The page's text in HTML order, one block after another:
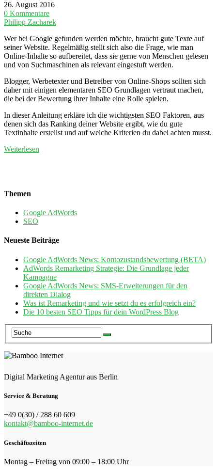
26. August 2016
0 Kommentare
Philipp Zacharek
Wer bei Google gefunden werden möchte, braucht gute Texte auf
seiner Website. Regelmäßig stellt sich also die Frage, wie man
Online-Inhalte so aufbereitet, dass sie gerne von Menschen gelesen
und von Suchmaschinen als relevant eingestuft werden.
Blogger, Werbetexter und Betreiber von Online-Shops sollten sich
daher mit einigen elementaren SEO Grundlagen vertraut machen,
die bei der Bewertung ihrer Inhalte eine Rolle spielen.
In dieser Anleitung erkläre ich die wichtigsten SEO Faktoren, aus
denen sich das Ranking deiner Website ergibt, wie du gute
Textinhalte erstellst und auf welche Kriterien du dabei achten musst.
Weiterlesen
Themen
Google AdWords
SEO
Neueste Beiträge
Google AdWords News: Kontozustandsbewertung (BETA)
AdWords Remarketing Strategie: Die Grundlage jeder
Kampagne
Google AdWords News: SMS-Erweiterungen für den
direkten Dialog
Was ist Remarketing und wie setzt du es erfolgreich ein?
Die 10 besten SEO Tipps für dein WordPress Blog
Digital Marketing Agentur aus Berlin
Service & Beratung
+49 0(30) / 288 60 609
kontakt@bamboo-internet.de
Geschäftszeiten
Montag – Freitag von 09:00 – 18:00 Uhr